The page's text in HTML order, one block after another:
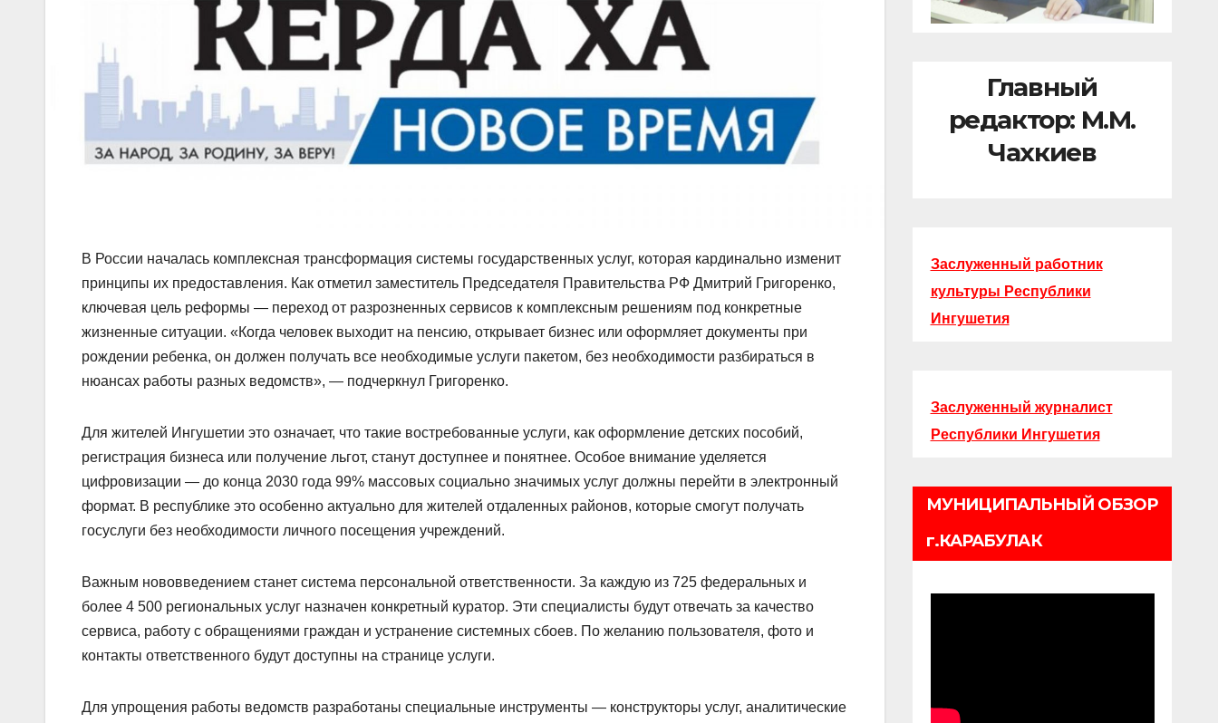
В России началась комплексная трансформация системы государственных услуг, которая кардинально изменит
принципы их предоставления. Как отметил заместитель Председателя Правительства РФ Дмитрий Григоренко,
ключевая цель реформы — переход от разрозненных сервисов к комплексным решениям под конкретные
жизненные ситуации. «Когда человек выходит на пенсию, открывает бизнес или оформляет документы при
рождении ребенка, он должен получать все необходимые услуги пакетом, без необходимости разбираться в
нюансах работы разных ведомств», — подчеркнул Григоренко.
Для жителей Ингушетии это означает, что такие востребованные услуги, как оформление детских пособий,
регистрация бизнеса или получение льгот, станут доступнее и понятнее. Особое внимание уделяется
цифровизации — до конца 2030 года 99% массовых социально значимых услуг должны перейти в электронный
формат. В республике это особенно актуально для жителей отдаленных районов, которые смогут получать
госуслуги без необходимости личного посещения учреждений.
Важным нововведением станет система персональной ответственности. За каждую из 725 федеральных и
более 4 500 региональных услуг назначен конкретный куратор. Эти специалисты будут отвечать за качество
сервиса, работу с обращениями граждан и устранение системных сбоев. По желанию пользователя, фото и
контакты ответственного будут доступны на странице услуги.
Для упрощения работы ведомств разработаны специальные инструменты — конструкторы услуг, аналитические
Главный
редактор: М.М.
Чахкиев
Заслуженный работник
культуры Республики
Ингушетия
Заслуженный журналист
Республики Ингушетия
МУНИЦИПАЛЬНЫЙ ОБЗОР
г.КАРАБУЛАК